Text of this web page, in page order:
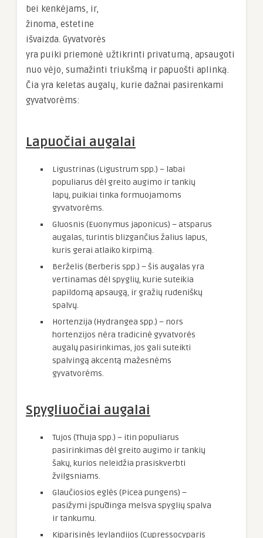
bei kenkėjams, ir,
žinoma, estetine
išvaizda. Gyvatvorės
yra puiki priemonė užtikrinti privatumą, apsaugoti
nuo vėjo, sumažinti triukšmą ir papuošti aplinką.
Čia yra keletas augalų, kurie dažnai pasirenkami
gyvatvorėms:
Lapuočiai augalai
Ligustrinas (Ligustrum spp.) – labai
populiarus dėl greito augimo ir tankių
lapų, puikiai tinka formuojamoms
gyvatvorėms.
Gluosnis (Euonymus japonicus) – atsparus
augalas, turintis blizgančius žalius lapus,
kuris gerai atlaiko kirpimą.
Berželis (Berberis spp.) – šis augalas yra
vertinamas dėl spyglių, kurie suteikia
papildomą apsaugą, ir gražių rudeniškų
spalvų.
Hortenzija (Hydrangea spp.) – nors
hortenzijos nėra tradicinė gyvatvorės
augalų pasirinkimas, jos gali suteikti
spalvingą akcentą mažesnėms
gyvatvorėms.
Spygliuočiai augalai
Tujos (Thuja spp.) – itin populiarus
pasirinkimas dėl greito augimo ir tankių
šakų, kurios neleidžia prasiskverbti
žvilgsniams.
Glaučiosios eglės (Picea pungens) –
pasižymi įspūdinga melsva spyglių spalva
ir tankumu.
Kiparisinės leylandijos (Cupressocyparis